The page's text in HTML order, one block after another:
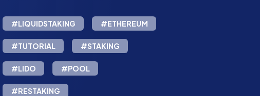
#LIQUIDSTAKING #ETHEREUM
#TUTORIAL #STAKING
#LIDO #POOL
#RESTAKING